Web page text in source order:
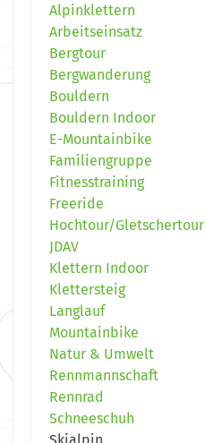
Alpinklettern
Arbeitseinsatz
Bergtour
Bergwanderung
Bouldern
Bouldern Indoor
E-Mountainbike
Familiengruppe
Fitnesstraining
Freeride
Hochtour/Gletschertour
JDAV
Klettern Indoor
Klettersteig
Langlauf
Mountainbike
Natur & Umwelt
Rennmannschaft
Rennrad
Schneeschuh
Skialpin